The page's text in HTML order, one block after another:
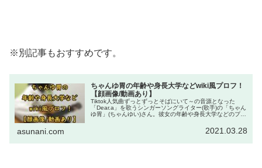
※別記事もおすすめです。
ちゃんゆ胃の年齢や身長大学などwiki風プロフ！
【顔画像/動画あり】
Tiktok人気曲ずっとずっとそばにいて～の音源となった
「Dear.a」を歌うシンガーソングライター(歌手)の「ちゃん
ゆ胃」(ちゃんゆい)さん。彼女の年齢や身長大学などのプロ
asunani.com 2021.03.28